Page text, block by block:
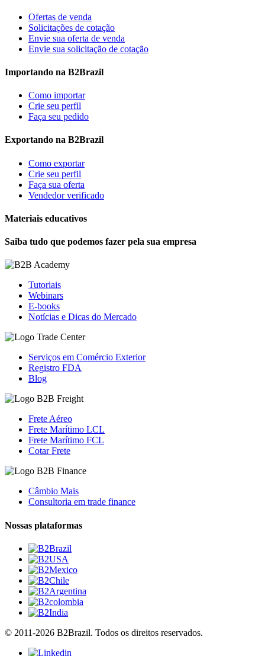
Ofertas de venda
Solicitações de cotação
Envie sua oferta de venda
Envie sua solicitação de cotação
Importando na B2Brazil
Como importar
Crie seu perfil
Faça seu pedido
Exportando na B2Brazil
Como exportar
Crie seu perfil
Faça sua oferta
Vendedor verificado
Materiais educativos
Saiba tudo que podemos fazer pela sua empresa
Tutoriais
Webinars
E-books
Notícias e Dicas do Mercado
Serviços em Comércio Exterior
Registro FDA
Blog
Frete Aéreo
Frete Marítimo LCL
Frete Marítimo FCL
Cotar Frete
Câmbio Mais
Consultoria em trade finance
Nossas plataformas
© 2011-2026 B2Brazil. Todos os direitos reservados.